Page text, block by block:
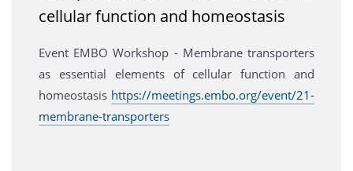
cellular function and homeostasis
Event EMBO Workshop - Membrane transporters
as essential elements of cellular function and
homeostasis https://meetings.embo.org/event/21-
membrane-transporters